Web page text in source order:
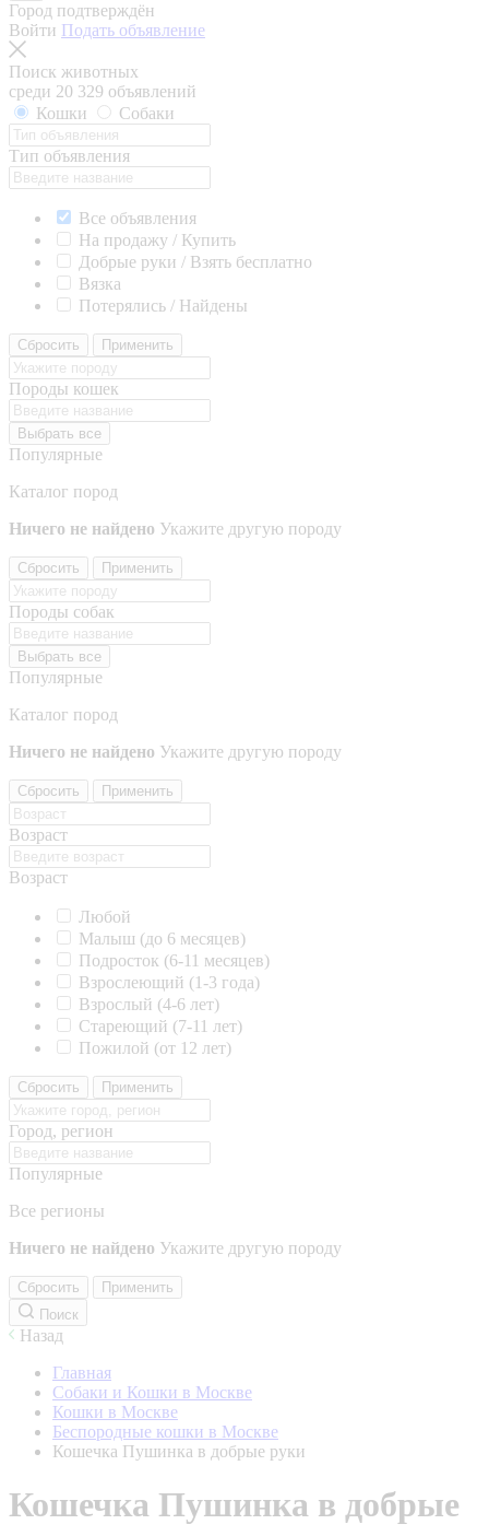
Город подтверждён
Войти Подать объявление
Поиск животных
среди 20 329 объявлений
Кошки
Собаки
Тип объявления
Все объявления
На продажу / Купить
Добрые руки / Взять бесплатно
Вязка
Потерялись / Найдены
Сбросить Применить
Породы кошек
Выбрать все
Популярные
Каталог пород
Ничего не найдено Укажите другую породу
Сбросить Применить
Породы собак
Выбрать все
Популярные
Каталог пород
Ничего не найдено Укажите другую породу
Сбросить Применить
Возраст
Возраст
Любой
Малыш (до 6 месяцев)
Подросток (6-11 месяцев)
Взрослеющий (1-3 года)
Взрослый (4-6 лет)
Стареющий (7-11 лет)
Пожилой (от 12 лет)
Сбросить Применить
Город, регион
Популярные
Все регионы
Ничего не найдено Укажите другую породу
Сбросить
Применить
Поиск
Назад
Главная
Собаки и Кошки в Москве
Кошки в Москве
Беспородные кошки в Москве
Кошечка Пушинка в добрые руки
Кошечка Пушинка в добрые